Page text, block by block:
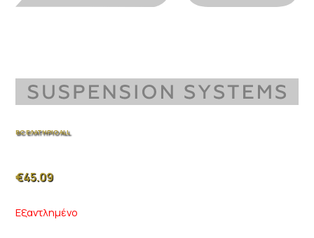
BC ΕΛΑΤΗΡΙΟ ALL
€45.09
Εξαντλημένο